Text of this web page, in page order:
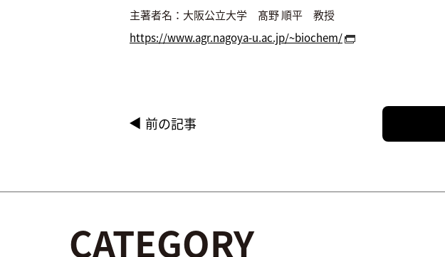
主著者名：大阪公立大学 髙野 順平 教授
https://www.agr.nagoya-u.ac.jp/~biochem/
前の記事
CATEGORY